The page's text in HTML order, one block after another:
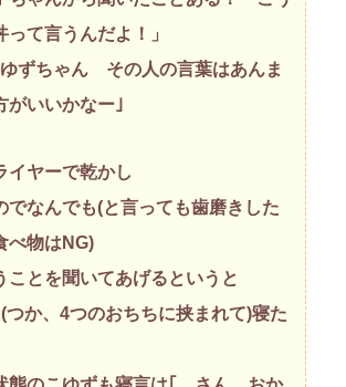
って言うんだよ！」
ずちゃん その人の言葉はあんま
がいいかなー｣
イヤーで乾かし
でなんでも(と言っても歯磨きした
べ物はNG)
ことを聞いてあげるというと
つか、4つのおちちに挟まれて)寝た